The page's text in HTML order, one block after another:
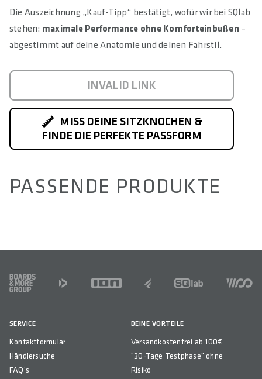
Die Auszeichnung „Kauf-Tipp“ bestätigt, wofür wir bei SQlab
stehen: maximale Performance ohne Komforteinbußen –
abgestimmt auf deine Anatomie und deinen Fahrstil.
INVALID LINK
MISS DEINE SITZKNOCHEN &
FINDE DIE PERFEKTE PASSFORM
PASSENDE PRODUKTE
FOOTER
SERVICE
Kontaktformular
Händlersuche
FAQ's
DEINE VORTEILE
Versandkostenfrei ab 100€
"30-Tage Testphase" ohne
Risiko